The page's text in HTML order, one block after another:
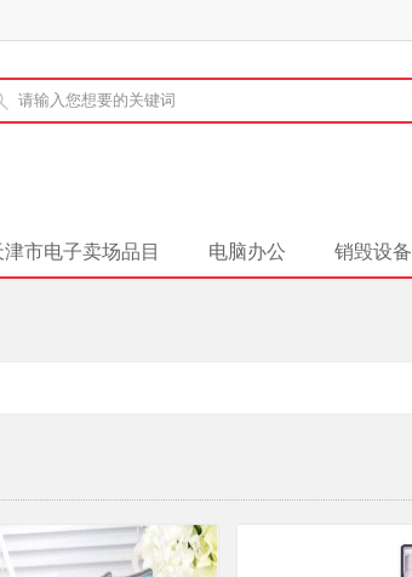
津市电子卖场品目 电脑办公 销毁设备